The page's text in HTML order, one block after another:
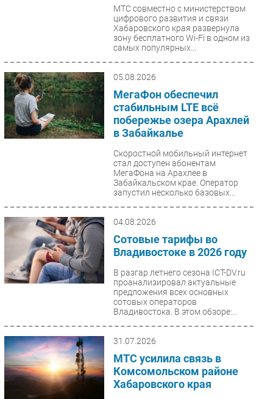
МТС совместно с министерством
цифрового развития и связи
Хабаровского края развернула
зону бесплатного Wi-Fi в одном из
самых популярных...
05.08.2026
МегаФон обеспечил
стабильным LTE всё
побережье озера Арахлей
в Забайкалье
Скоростной мобильный интернет
стал доступен абонентам
МегаФона на Арахлее в
Забайкальском крае. Оператор
запустил несколько базовых...
04.08.2026
Сотовые тарифы во
Владивостоке в 2026 году
В разгар летнего сезона ICT-DV.ru
проанализировал актуальные
предложения всех основных
сотовых операторов
Владивостока. В этом обзоре:...
31.07.2026
МТС усилила связь в
Комсомольском районе
Хабаровского края